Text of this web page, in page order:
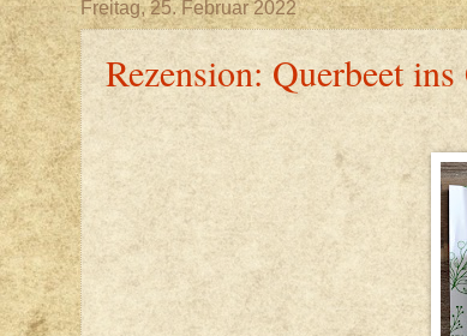
Freitag, 25. Februar 2022
Rezension: Querbeet